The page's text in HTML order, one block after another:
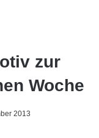
zur
Woche
2013